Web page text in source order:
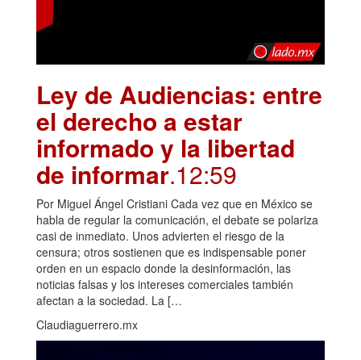
Ley de Audiencias: entre
el derecho a estar
informado y la libertad
de informar.12:59
Por Miguel Ángel Cristiani Cada vez que en México se
habla de regular la comunicación, el debate se polariza
casi de inmediato. Unos advierten el riesgo de la
censura; otros sostienen que es indispensable poner
orden en un espacio donde la desinformación, las
noticias falsas y los intereses comerciales también
afectan a la sociedad. La […
Claudiaguerrero.mx